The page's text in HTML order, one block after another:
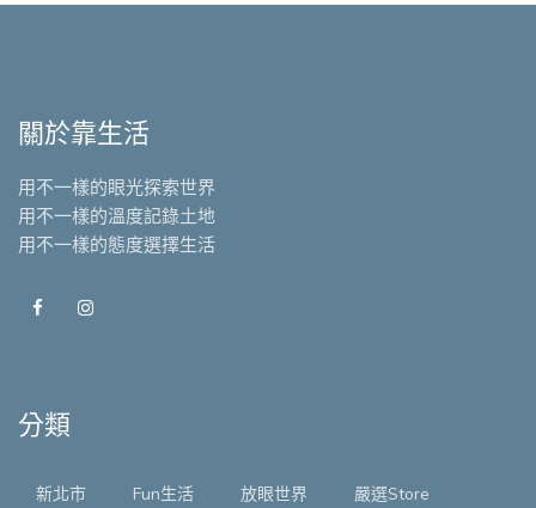
關於靠生活
用不一樣的眼光探索世界
用不一樣的溫度記錄土地
用不一樣的態度選擇生活
分類
新北市 Fun生活 放眼世界 嚴選Store